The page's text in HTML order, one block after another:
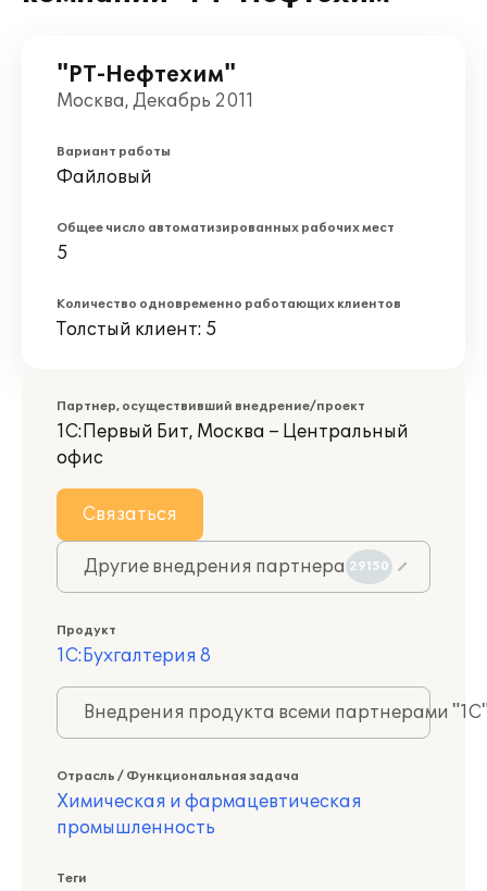
"РТ-Нефтехим"
Москва, Декабрь 2011
Вариант работы
Файловый
Общее число автоматизированных рабочих мест
5
Количество одновременно работающих клиентов
Толстый клиент: 5
Партнер, осуществивший внедрение/проект
1С:Первый Бит, Москва – Центральный
офис
Связаться
Другие внедрения партнера 29150
Продукт
1С:Бухгалтерия 8
Внедрения продукта всеми партнерами
Отрасль / Функциональная задача
Химическая и фармацевтическая
промышленность
Теги